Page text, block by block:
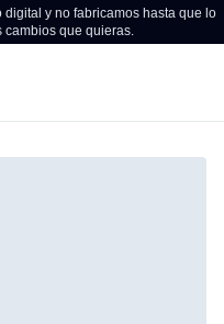
y no fabricamos hasta que lo
cambios que quieras.